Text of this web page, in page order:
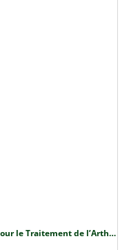
Tisane HYATHROSE : Solution Naturelle pour le Traitement de l’Arthrose et des Troubles Articulaires